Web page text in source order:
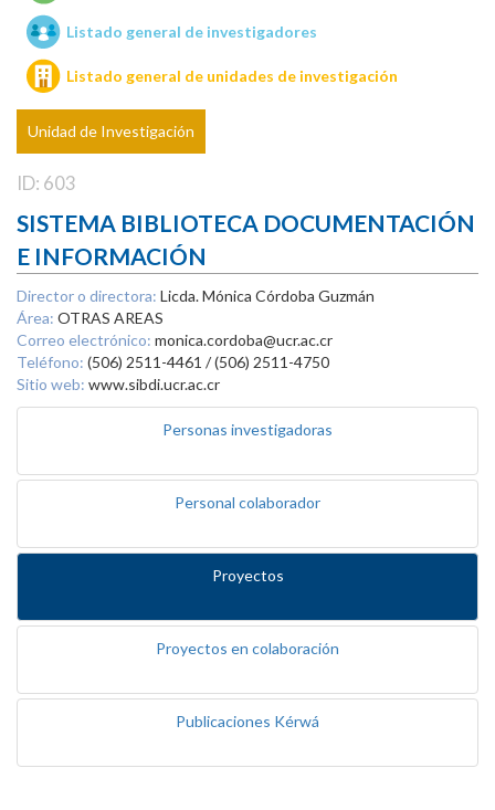
Unidades de investigación
Listado general de investigadores
Listado general de unidades de investigación
Unidad de Investigación
ID: 603
SISTEMA BIBLIOTECA DOCUMENTACIÓN
E INFORMACIÓN
Director o directora: Licda. Mónica Córdoba Guzmán
Área: OTRAS AREAS
Correo electrónico: monica.cordoba@ucr.ac.cr
Teléfono: (506) 2511-4461 / (506) 2511-4750
Sitio web: www.sibdi.ucr.ac.cr
Personas investigadoras
Personal colaborador
Proyectos
Proyectos en colaboración
Publicaciones Kérwá